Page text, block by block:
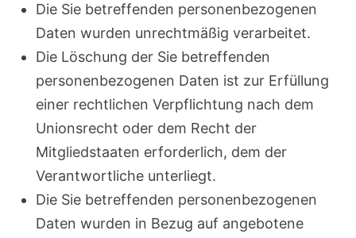
Die Sie betreffenden personenbezogenen
Daten wurden unrechtmäßig verarbeitet.
Die Löschung der Sie betreffenden
personenbezogenen Daten ist zur Erfüllung
einer rechtlichen Verpflichtung nach dem
Unionsrecht oder dem Recht der
Mitgliedstaaten erforderlich, dem der
Verantwortliche unterliegt.
Die Sie betreffenden personenbezogenen
Daten wurden in Bezug auf angebotene